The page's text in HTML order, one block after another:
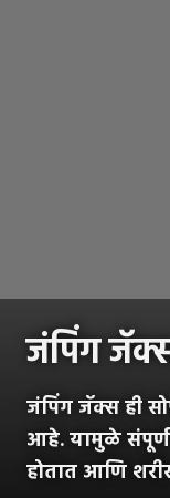
जंपिंग
जंपिंग जॅक्स ही
आहे. यामुळे संपूर्ण
होतात आणि